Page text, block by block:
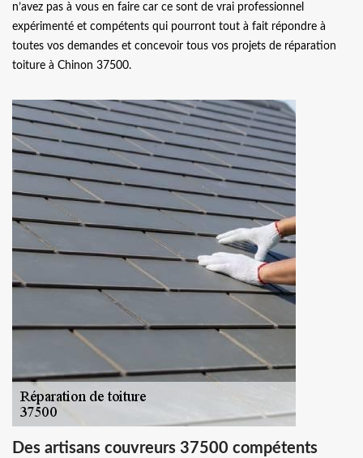
n’avez pas à vous en faire car ce sont de vrai professionnel
expérimenté et compétents qui pourront tout à fait répondre à
toutes vos demandes et concevoir tous vos projets de réparation
toiture à Chinon 37500.
Des artisans couvreurs 37500 compétents